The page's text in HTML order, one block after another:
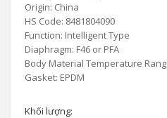
Origin: China
HS Code: 8481804090
Function: Intelligent Type
Diaphragm: F46 or PFA
Body Material Temperature
Gasket: EPDM
Khối lượng: